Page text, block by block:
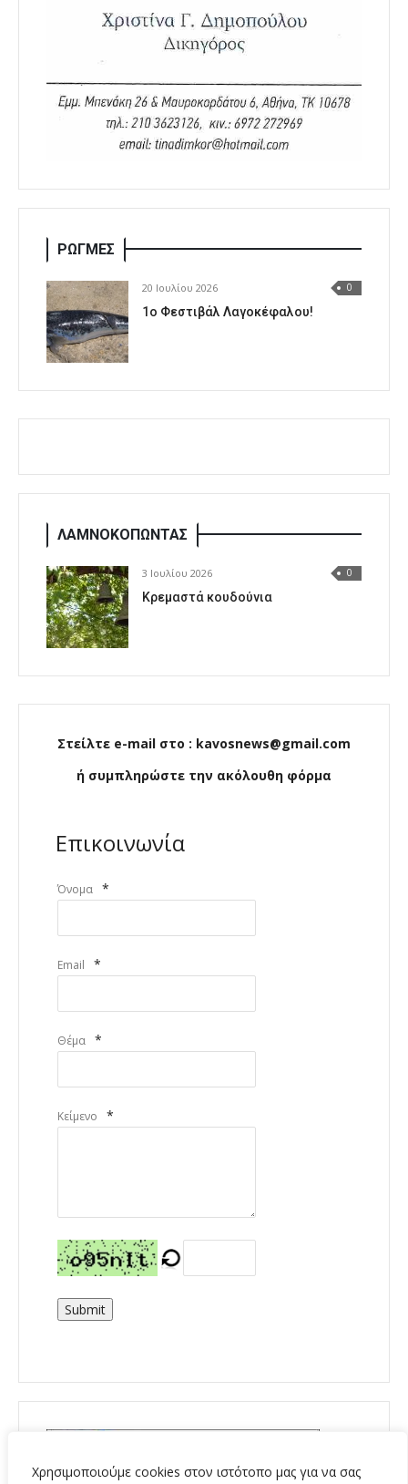
Χρησιμοποιούμε cookies στον ιστότοπο μας για να σας
ΡΩΓΜΕΣ
20 Ιουλίου 2026 0
1o Φεστιβάλ Λαγοκέφαλου!
ΛΑΜΝΟΚΟΠΩΝΤΑΣ
3 Ιουλίου 2026 0
Κρεμαστά κουδούνια
Στείλτε e-mail στο : kavosnews@gmail.com
ή συμπληρώστε την ακόλουθη φόρμα
Επικοινωνία
Όνομα *
Email *
Θέμα *
Κείμενο *
Submit